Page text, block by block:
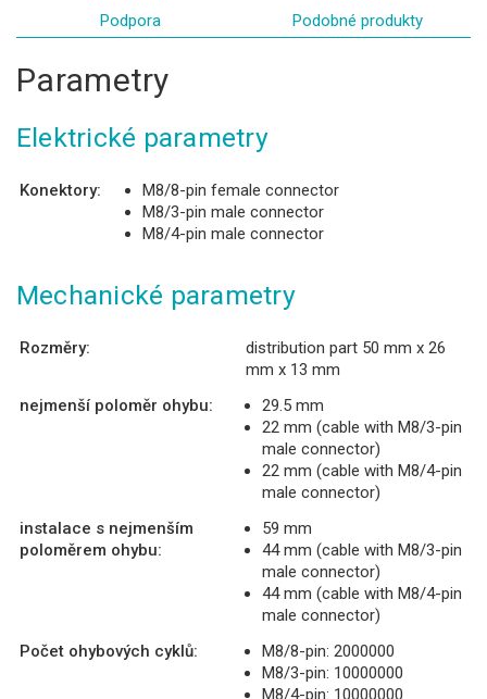
Podpora
Podobné produkty
Parametry
Elektrické parametry
Konektory:
M8/8-pin female connector
M8/3-pin male connector
M8/4-pin male connector
Mechanické parametry
Rozměry:
distribution part 50 mm x 26
mm x 13 mm
nejmenší poloměr ohybu:
29.5 mm
22 mm (cable with M8/3-pin
male connector)
22 mm (cable with M8/4-pin
male connector)
instalace s nejmenším
poloměrem ohybu:
59 mm
44 mm (cable with M8/3-pin
male connector)
44 mm (cable with M8/4-pin
male connector)
Počet ohybových cyklů:
M8/8-pin: 2000000
M8/3-pin: 10000000
M8/4-pin: 10000000